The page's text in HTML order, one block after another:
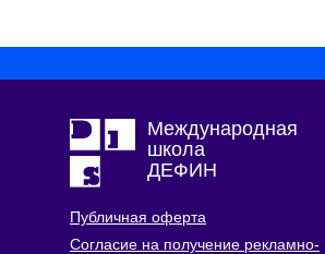
Публичная оферта
Согласие на получение рекламно-
Международная
школа
ДЕФИН